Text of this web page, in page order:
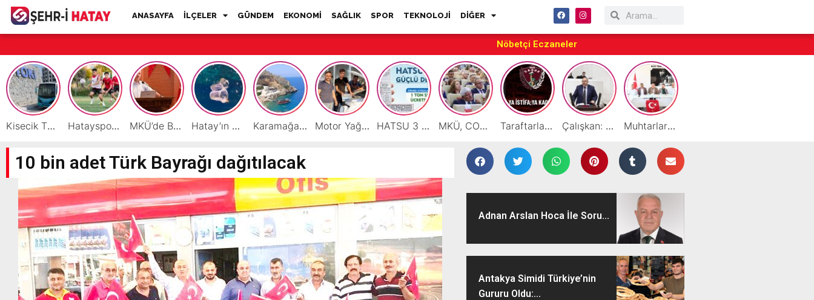
ANASAYFA İLÇELER GÜNDEM EKONOMİ SAĞLIK SPOR TEKNOLOJİ DİĞER
Nöbetçi Eczaneler
Kisecik TOKİ’lere Toplu Ulaşım Hizmeti Başladı Hatayspor’daki büyük kriz gençler için büyük bir fırsat MKÜ’de BAP ve TÜBİTAK 1001 Projeleri Masaya Yatırıldı Hatay’ın Deniz ve Sahillerini Kirleten Tesislere Ceza Yağdı! Karamağara Koyu Doğu Akdeniz’in Turizm Yıldızı Oluyor Motor Yağı ve Aküde Güvenilir Hizmet Antakya’da Başladı HATSU 3 İlçede Ağustos Ayı Faturalarında Bir Ton Suyu Ücretsiz Tanımladı MKÜ, COP31 Hazırlık Sürecinde Bilim Diplomasisine Katkı Sunacak Taraftarlar Sessizlik değil ÇÖZÜM istiyor Çalışkan: “Gazze Elden Gidiyor, Garantörler Daha Ne Bekliyor?” Muhtarlardan HATSO’ya Ziyaret
10 bin adet Türk Bayrağı dağıtılacak
Adnan Arslan Hoca İle Soru...
Antakya Simidi Türkiye’nin
Gururu Oldu:...